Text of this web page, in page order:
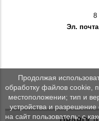
8
Эл. почта
Продолжая
обработку файлов cookie,
местоположении; тип и
устройства и разрешение
на сайт пользователь; с